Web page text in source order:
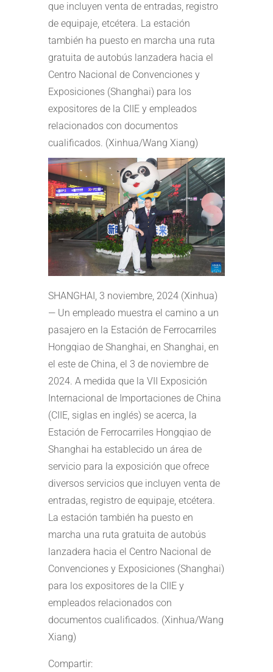
que incluyen venta de entradas, registro
de equipaje, etcétera. La estación
también ha puesto en marcha una ruta
gratuita de autobús lanzadera hacia el
Centro Nacional de Convenciones y
Exposiciones (Shanghai) para los
expositores de la CIIE y empleados
relacionados con documentos
cualificados. (Xinhua/Wang Xiang)
SHANGHAI, 3 noviembre, 2024 (Xinhua)
— Un empleado muestra el camino a un
pasajero en la Estación de Ferrocarriles
Hongqiao de Shanghai, en Shanghai, en
el este de China, el 3 de noviembre de
2024. A medida que la VII Exposición
Internacional de Importaciones de China
(CIIE, siglas en inglés) se acerca, la
Estación de Ferrocarriles Hongqiao de
Shanghai ha establecido un área de
servicio para la exposición que ofrece
diversos servicios que incluyen venta de
entradas, registro de equipaje, etcétera.
La estación también ha puesto en
marcha una ruta gratuita de autobús
lanzadera hacia el Centro Nacional de
Convenciones y Exposiciones (Shanghai)
para los expositores de la CIIE y
empleados relacionados con
documentos cualificados. (Xinhua/Wang
Xiang)
Compartir: